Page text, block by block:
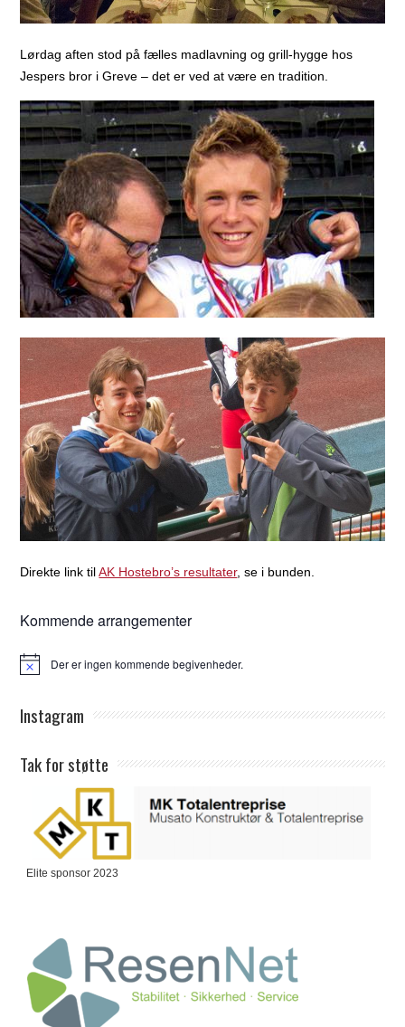
Lørdag aften stod på fælles madlavning og grill-hygge hos
Jespers bror i Greve – det er ved at være en tradition.
Direkte link tilAK Hostebro’s resultater, se i bunden.
Kommende arrangementer
Notice Der er ingen kommende begivenheder.
Instagram
Tak for støtte
Elite sponsor 2023